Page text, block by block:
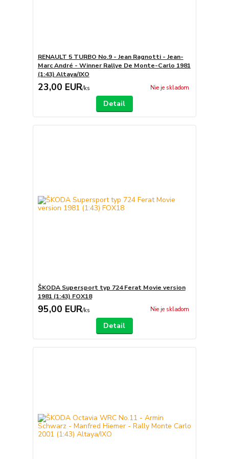
RENAULT 5 TURBO No.9 - Jean Ragnotti - Jean-
Marc André - Winner Rallye De Monte-Carlo 1981
(1:43) Altaya/IXO
23,00 EUR/ks Nie je skladom
Detail
ŠKODA Supersport typ 724 Ferat Movie version
1981 (1:43) FOX18
95,00 EUR/ks Nie je skladom
Detail